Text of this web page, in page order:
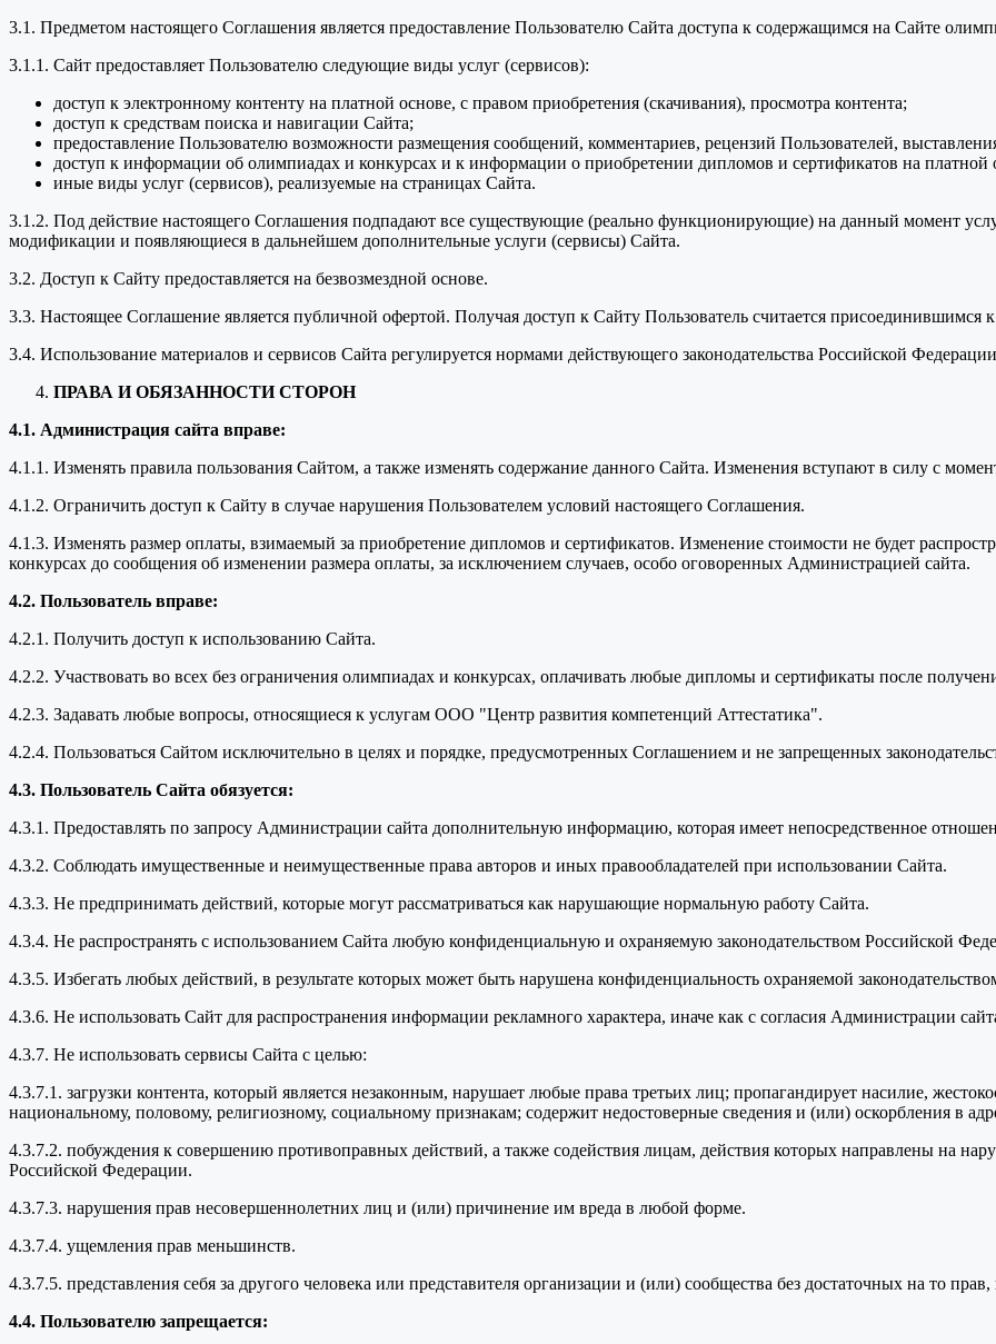
3.1. Предметом настоящего Соглашения является предоставление Пользователю Сайта доступа к содержащимся на Сайте
3.1.1. Сайт предоставляет Пользователю следующие виды услуг (сервисов):
доступ к электронному контенту на платной основе, с правом приобретения (скачивания), просмотра контента;
доступ к средствам поиска и навигации Сайта;
предоставление Пользователю возможности размещения сообщений, комментариев, рецензий Пользователей,
доступ к информации об олимпиадах и конкурсах и к информации о приобретении дипломов и сертификатов на платной
иные виды услуг (сервисов), реализуемые на страницах Сайта.
3.1.2. Под действие настоящего Соглашения подпадают все существующие (реально функционирующие) на данный момент
модификации и появляющиеся в дальнейшем дополнительные услуги (сервисы) Сайта.
3.2. Доступ к Сайту предоставляется на безвозмездной основе.
3.3. Настоящее Соглашение является публичной офертой. Получая доступ к Сайту Пользователь считается
3.4. Использование материалов и сервисов Сайта регулируется нормами действующего законодательства Российской Федерации
ПРАВА И ОБЯЗАННОСТИ СТОРОН
4.1. Администрация сайта вправе:
4.1.1. Изменять правила пользования Сайтом, а также изменять содержание данного Сайта. Изменения вступают в силу с
4.1.2. Ограничить доступ к Сайту в случае нарушения Пользователем условий настоящего Соглашения.
4.1.3. Изменять размер оплаты, взимаемый за приобретение дипломов и сертификатов. Изменение стоимости не будет
конкурсах до сообщения об изменении размера оплаты, за исключением случаев, особо оговоренных Администрацией сайта.
4.2. Пользователь вправе:
4.2.1. Получить доступ к использованию Сайта.
4.2.2. Участвовать во всех без ограничения олимпиадах и конкурсах, оплачивать любые дипломы и сертификаты после
4.2.3. Задавать любые вопросы, относящиеся к услугам ООО "Центр развития компетенций Аттестатика".
4.2.4. Пользоваться Сайтом исключительно в целях и порядке, предусмотренных Соглашением и не запрещенных
4.3. Пользователь Сайта обязуется:
4.3.1. Предоставлять по запросу Администрации сайта дополнительную информацию, которая имеет непосредственное
4.3.2. Соблюдать имущественные и неимущественные права авторов и иных правообладателей при использовании Сайта.
4.3.3. Не предпринимать действий, которые могут рассматриваться как нарушающие нормальную работу Сайта.
4.3.4. Не распространять с использованием Сайта любую конфиденциальную и охраняемую законодательством Российской
4.3.5. Избегать любых действий, в результате которых может быть нарушена конфиденциальность охраняемой
4.3.6. Не использовать Сайт для распространения информации рекламного характера, иначе как с согласия Администрации
4.3.7. Не использовать сервисы Сайта с целью:
4.3.7.1. загрузки контента, который является незаконным, нарушает любые права третьих лиц; пропагандирует насилие,
национальному, половому, религиозному, социальному признакам; содержит недостоверные сведения и (или) оскорбления в
4.3.7.2. побуждения к совершению противоправных действий, а также содействия лицам, действия которых направлены на
Российской Федерации.
4.3.7.3. нарушения прав несовершеннолетних лиц и (или) причинение им вреда в любой форме.
4.3.7.4. ущемления прав меньшинств.
4.3.7.5. представления себя за другого человека или представителя организации и (или) сообщества без достаточных на то
4.4. Пользователю запрещается: